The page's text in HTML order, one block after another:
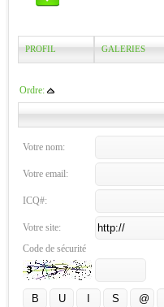
PROFIL GALERIES
Ordre:
Votre nom:
Votre email:
ICQ#:
Votre site:
Code de sécurité